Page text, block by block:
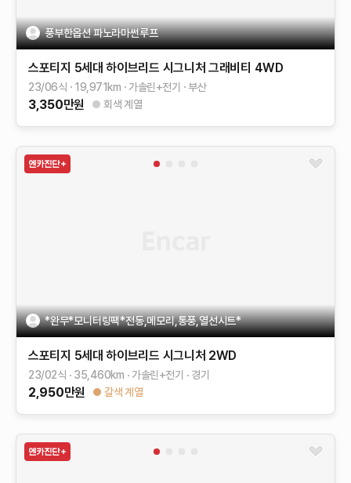
풍부한옵션 파노라마썬루프
스포티지 5세대 하이브리드 시그니처 그래비티 4WD
23/06식 19,971 km 가솔린+전기 부산
3,350만원 회색 계열
*완무*모니터링팩*전동,메모리,통풍,열선시트*
스포티지 5세대 하이브리드 시그니처 2WD
23/02식 35,460km 가솔린+전기 경기
2,950만원 갈색 계열